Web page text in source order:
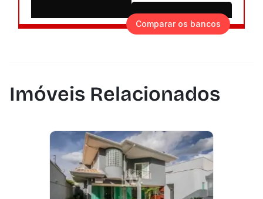
Comparar os bancos
Imóveis Relacionados